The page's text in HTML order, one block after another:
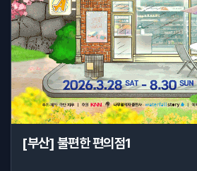
[부산] 불편한 편의점1